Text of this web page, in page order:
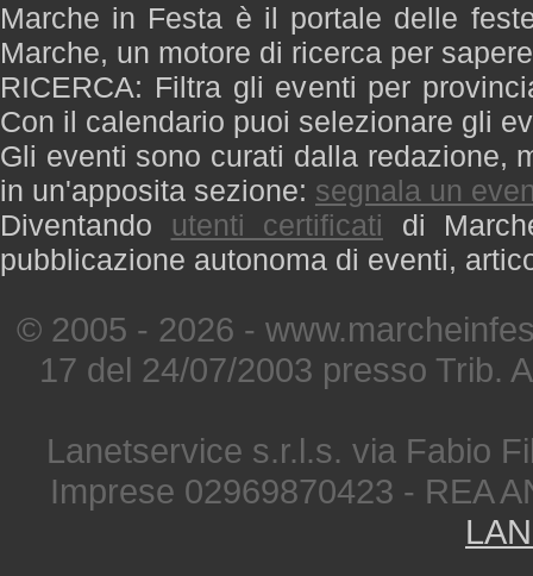
Marche in Festa è il portale delle
Marche, un motore di ricerca per
RICERCA: Filtra gli eventi per
Con il calendario puoi selezionare gli
Gli eventi sono curati dalla redazione,
in un'apposita sezione: segnala un
Diventando utenti certificati di
pubblicazione autonoma di eventi,
© 2005 - 2026 -
17 del 24/07/2003 presso Trib.
Lanetservice s.r.l.s. via Fabio
Imprese 02969870423 - REA